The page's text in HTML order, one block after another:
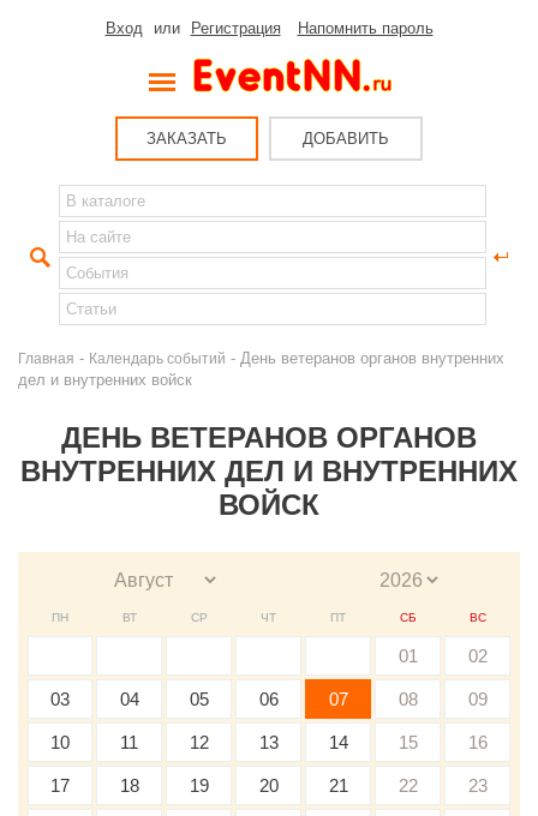
Вход или Регистрация Напомнить пароль
ЗАКАЗАТЬ ДОБАВИТЬ
Главная - Календарь событий - День ветеранов органов внутренних
дел и внутренних войск
ДЕНЬ ВЕТЕРАНОВ ОРГАНОВ
ВНУТРЕННИХ ДЕЛ И ВНУТРЕННИХ
ВОЙСК
ПН ВТ СР ЧТ ПТ СБ ВС
01 02
03 04 05 06 07 08 09
10 11 12 13 14 15 16
17 18 19 20 21 22 23